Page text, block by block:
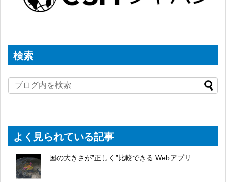
検索
よく見られている記事
国の大きさが”正しく”比較できる Webアプリ